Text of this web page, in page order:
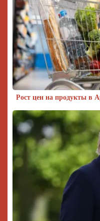
Рост цен на продукты в